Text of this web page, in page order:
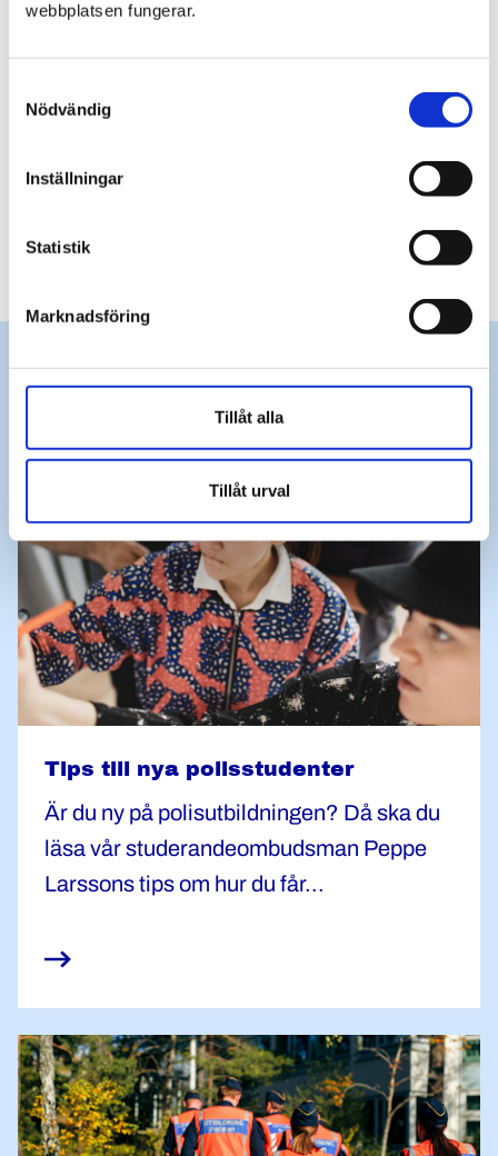
webbplatsen fungerar.
Nödvändig
Inställningar
Statistik
Marknadsföring
Tillåt alla
Tillåt urval
Faktaansvarig
Ombudsman för studenter, polis
Tips till nya polisstudenter
Är du ny på polisutbildningen? Då ska du
läsa vår studerandeombudsman Peppe
Larssons tips om hur du får...